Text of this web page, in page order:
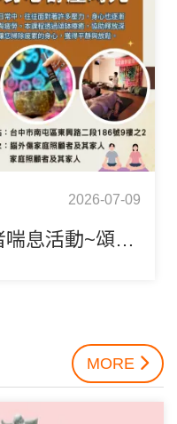
2026-07-09
9月8日(二)北部照顧者喘息活動~頌缽療癒與靜心──靜享身心舒壓時光
MORE